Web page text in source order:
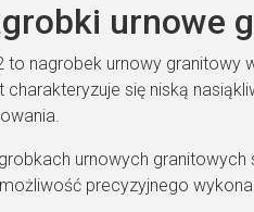
urnowe
to nagrobek urnowy granitowy
charakteryzuje się niską
urnowych
precyzyjnego